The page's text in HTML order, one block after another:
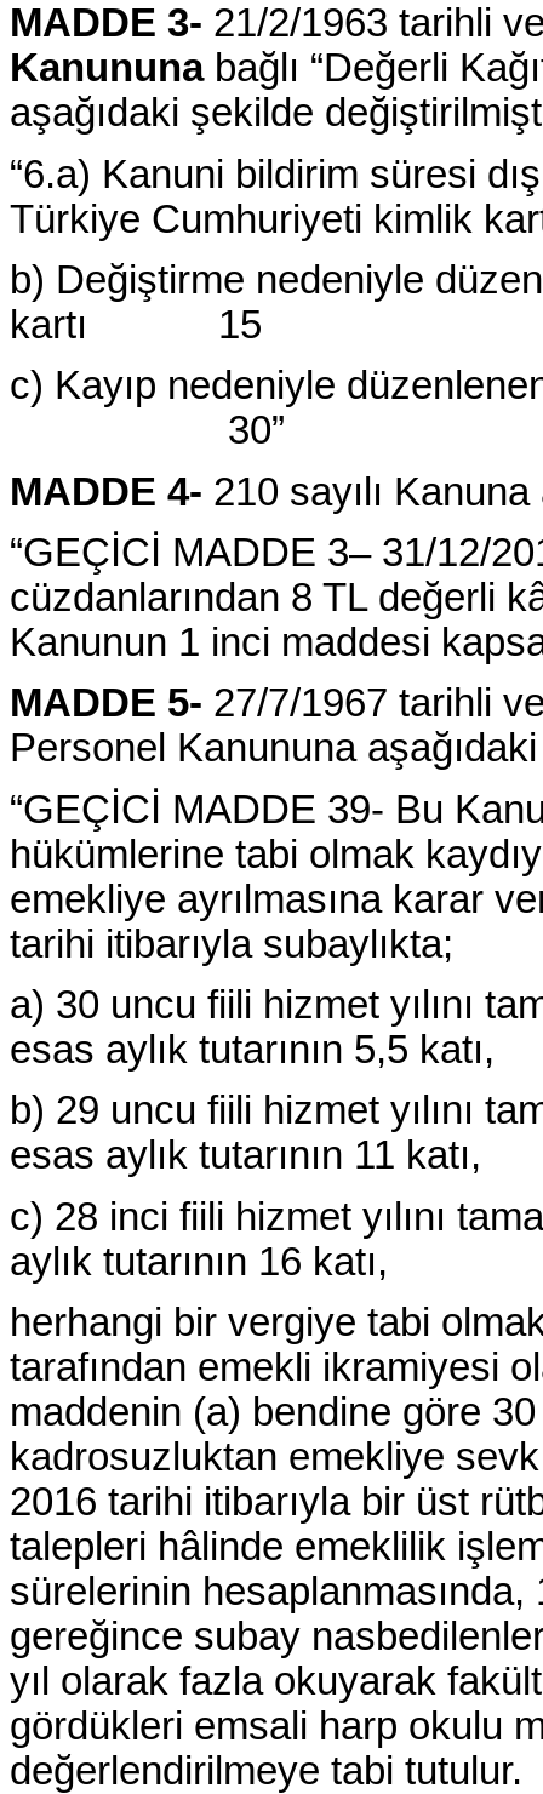
MADDE 3- 21/2/1963 tarihli
Kanununabağlı “Değerli
aşağıdaki şekilde
“6.a) Kanuni bildirim süresi
Türkiye Cumhuriyeti kimlik
b) Değiştirme nedeniyle
kartı 15
c) Kayıp nedeniyle
30”
MADDE 4- 210 sayılı
“GEÇİCİ MADDE 3– 31/12/
cüzdanlarından 8 TL değerli
Kanunun 1 inci maddesi
MADDE 5- 27/7/1967 tarihli
Personel Kanununa
“GEÇİCİ MADDE 39- Bu
hükümlerine tabi olmak
emekliye ayrılmasına karar
tarihi itibarıyla subaylıkta;
a) 30 uncu fiili hizmet yılını
esas aylık tutarının 5,5 katı,
b) 29 uncu fiili hizmet yılını
esas aylık tutarının 11 katı,
c) 28 inci fiili hizmet yılını
aylık tutarının 16 katı,
herhangi bir vergiye tabi
tarafından emekli ikramiyesi
maddenin (a) bendine göre
kadrosuzluktan emekliye
2016 tarihi itibarıyla bir üst
talepleri hâlinde emeklilik
sürelerinin
gereğince subay
yıl olarak fazla okuyarak
gördükleri emsali harp okulu
değerlendirilmeye tabi tutulur.